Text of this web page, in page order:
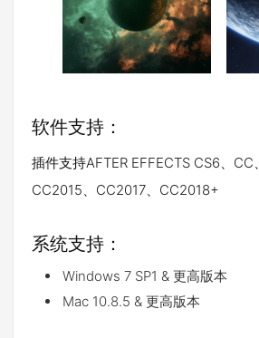
软件支持：
插件支持AFTER EFFECTS CS6、CC
CC2015、CC2017、CC2018+
系统支持：
Windows 7 SP1 & 更高版本
Mac 10.8.5 & 更高版本